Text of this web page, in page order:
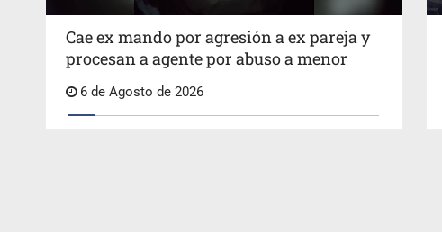
Cae ex mando por agresión a ex pareja y
procesan a agente por abuso a menor
6 de Agosto de 2026